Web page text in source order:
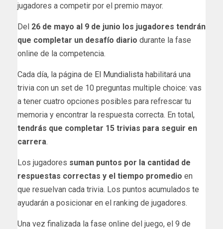
jugadores a competir por el premio mayor.
Del 26 de mayo al 9 de junio los jugadores tendrán
que completar un desafío diario durante la fase
online de la competencia.
Cada día, la página de El Mundialista habilitará una
trivia con un set de 10 preguntas multiple choice: vas
a tener cuatro opciones posibles para refrescar tu
memoria y encontrar la respuesta correcta. En total,
tendrás que completar 15 trivias para seguir en
carrera.
Los jugadores suman puntos por la cantidad de
respuestas correctas y el tiempo promedio en
que resuelvan cada trivia. Los puntos acumulados te
ayudarán a posicionar en el ranking de jugadores.
Una vez finalizada la fase online del juego, el 9 de